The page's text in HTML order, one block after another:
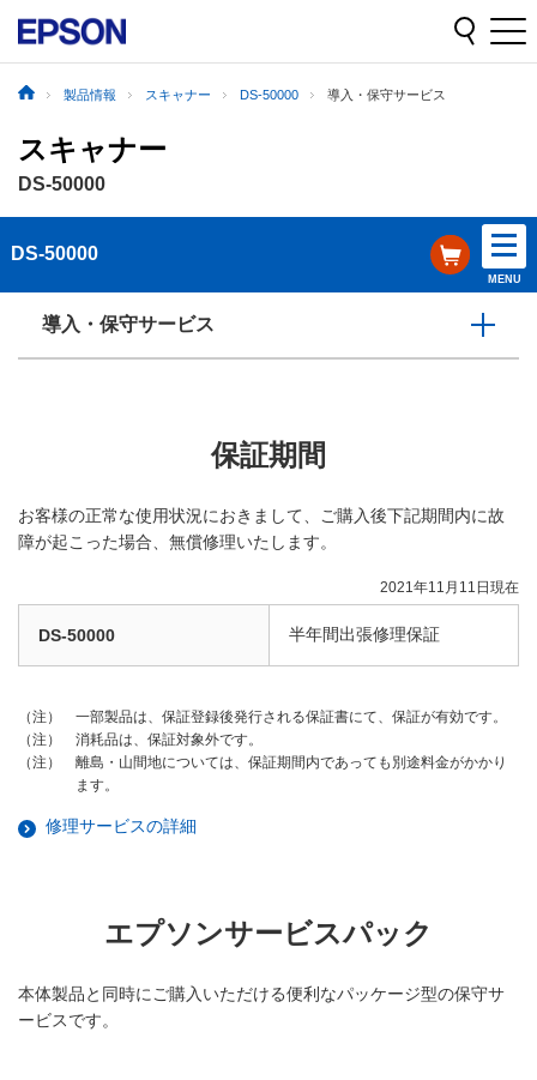
製品情報 スキャナー DS-50000 導入・保守サービス
スキャナー
DS-50000
DS-50000
MENU
導入・保守サービス
保証期間
お客様の正常な使用状況におきまして、ご購入後下記期間内に故
障が起こった場合、無償修理いたします。
2021年11月11日現在
DS-50000 半年間出張修理保証
（注）
一部製品は、保証登録後発行される保証書にて、保証が有効です。
（注）
消耗品は、保証対象外です。
（注）
離島・山間地については、保証期間内であっても別途料金がかかり
ます。
修理サービスの詳細
エプソンサービスパック
本体製品と同時にご購入いただける便利なパッケージ型の保守サ
ービスです。